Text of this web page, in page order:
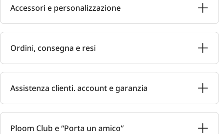
Accessori e personalizzazione
Ordini, consegna e resi
Assistenza clienti. account e garanzia
Ploom Club e “Porta un amico”